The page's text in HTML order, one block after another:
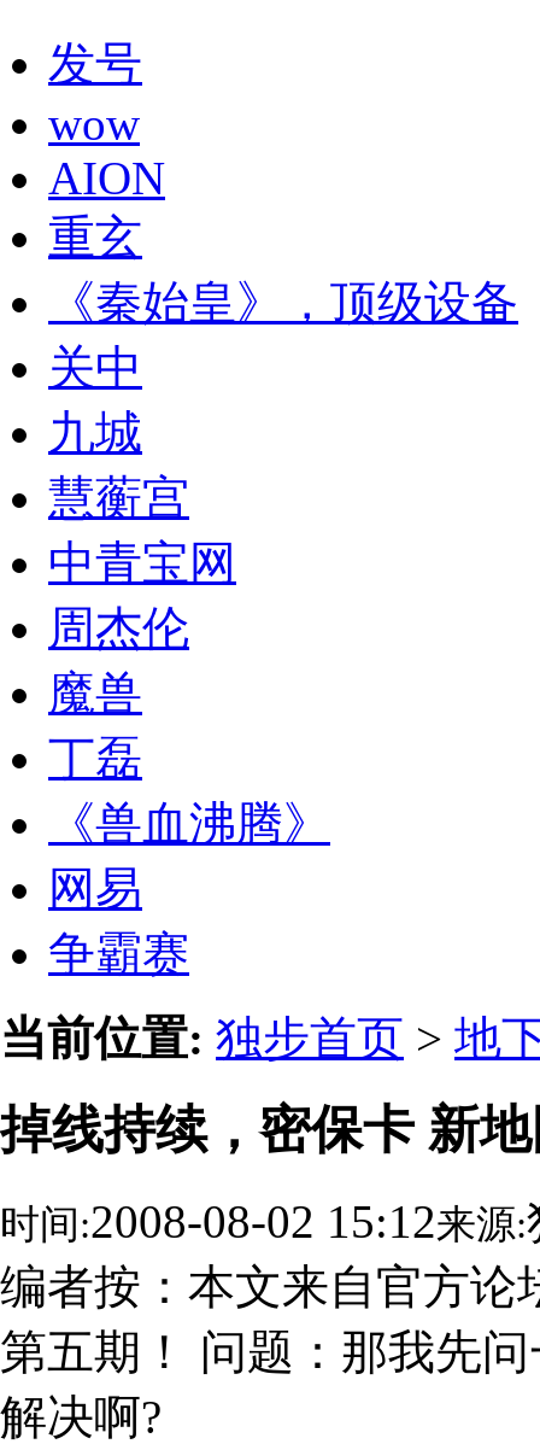
发号
wow
AION
重玄
《秦始皇》，顶级设备
关中
九城
慧蘅宫
中青宝网
周杰伦
魔兽
丁磊
《兽血沸腾》
网易
争霸赛
当前位置: 独步首页 > 地
掉线持续，密保卡 新
时间:2008-08-02 15:12来源:
编者按：本文来自官方论
第五期！ 问题：那我先
解决啊?